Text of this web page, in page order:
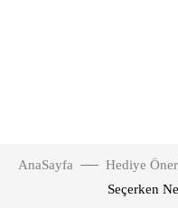
AnaSayfa Hediye
Seçerken